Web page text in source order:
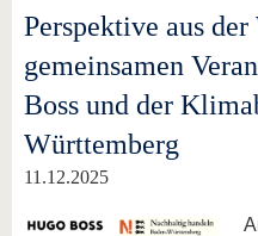
dem
Für
Perspektive aus
gemeinsamen
Boss und der
Württemberg
11.12.2025